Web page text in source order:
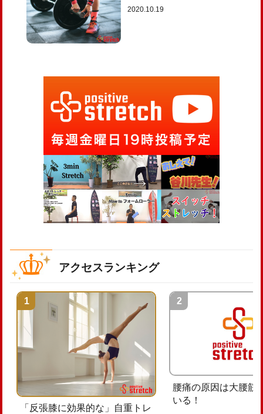
2020.10.19
アクセスランキング
「反張膝に効果的な」自重トレ
腰痛の原因は大腰筋
いる！